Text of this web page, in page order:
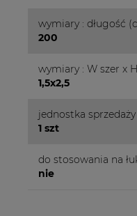
wymiary : długość
200
wymiary : W szer x
1,5x2,5
jednostka sprzedaży
1 szt
do stosowania na
nie